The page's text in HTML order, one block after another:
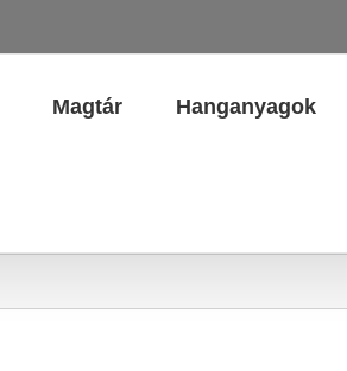
Magtár Hanganyagok